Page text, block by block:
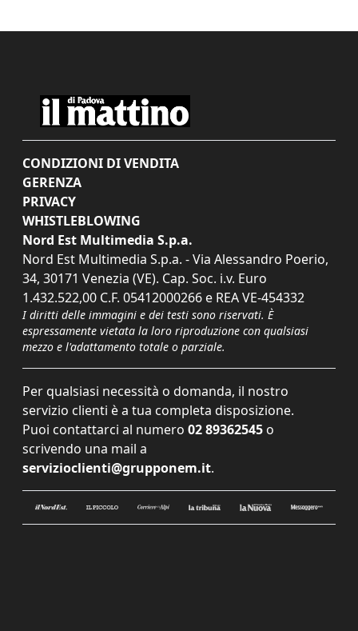
CONDIZIONI DI VENDITA
GERENZA
PRIVACY
WHISTLEBLOWING
Nord Est Multimedia S.p.a.
Nord Est Multimedia S.p.a. - Via Alessandro Poerio,
34, 30171 Venezia (VE). Cap. Soc. i.v. Euro
1.432.522,00 C.F. 05412000266 e REA VE-454332
I diritti delle immagini e dei testi sono riservati. È
espressamente vietata la loro riproduzione con qualsiasi
mezzo e l'adattamento totale o parziale.
Per qualsiasi necessità o domanda, il nostro
servizio clienti è a tua completa disposizione.
Puoi contattarci al numero 02 89362545 o
scrivendo una mail a
servizioclienti@grupponem.it.